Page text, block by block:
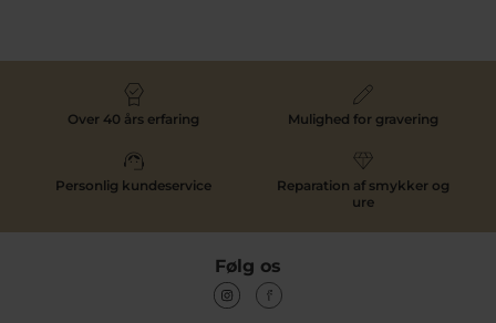
Over 40 års erfaring Mulighed for gravering
Personlig kundeservice
Reparation af smykker og
ure
Følg os